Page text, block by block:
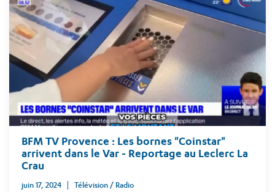
BFM TV Provence : Les bornes "Coinstar"
arrivent dans le Var - Reportage au Leclerc La
Crau
juin 17, 2024 Télévision / Radio